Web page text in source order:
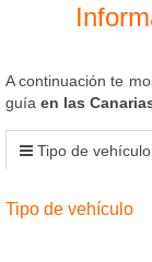
A continuación te
guía en las
Tipo de vehículo
Tipo de vehículo